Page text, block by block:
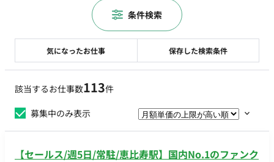
該当するお仕事数113件
募集中のみ表示
【セールス/週5日/常駐/恵比寿駅】国内No.1のファンク
気になったお仕事 保存した検索条件
条件検索